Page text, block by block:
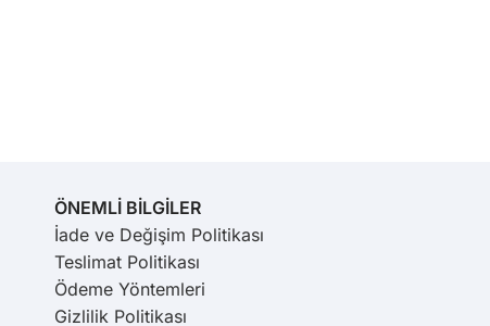
ÖNEMLİ BİLGİLER
İade ve Değişim Politikası
Teslimat Politikası
Ödeme Yöntemleri
Gizlilik Politikası